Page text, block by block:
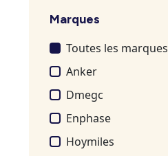
Marques
Toutes les marques
Anker
Dmegc
Enphase
Hoymiles